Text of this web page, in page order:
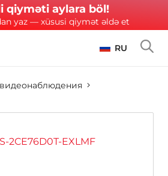
qiyməti aylara böl!
yaz — xüsusi qiymət əldə et
RU